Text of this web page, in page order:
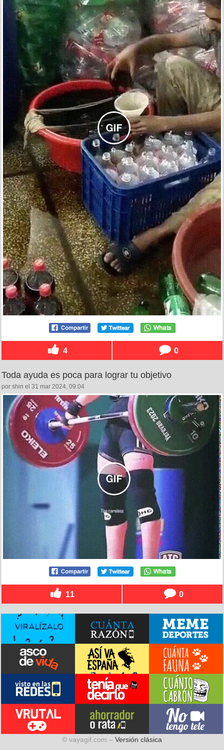
4 0
Toda ayuda es poca para lograr tu objetivo
por shin el 31 mar 2024, 09:04
11 0
© vayagif.com – Versión clásica